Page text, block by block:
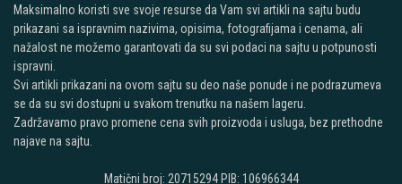
Maksimalno koristi sve svoje resurse da Vam svi artikli na sajtu budu
prikazani sa ispravnim nazivima, opisima, fotografijama i cenama, ali
nažalost ne možemo garantovati da su svi podaci na sajtu u potpunosti
ispravni.
Svi artikli prikazani na ovom sajtu su deo naše ponude i ne podrazumeva
se da su svi dostupni u svakom trenutku na našem lageru.
Zadržavamo pravo promene cena svih proizvoda i usluga, bez prethodne
najave na sajtu.
Matični broj: 20715294 PIB: 106966344